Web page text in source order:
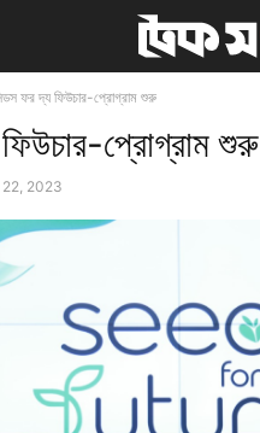
ফর দ্য ফিউচার-প্রোগ্রাম শুরু
প্রোগ্রাম শুরু
2023